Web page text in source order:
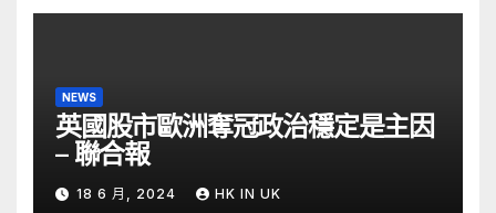
NEWS
英國股市歐洲奪冠政治穩定是主因
– 聯合報
18 6 月, 2024 HK IN UK